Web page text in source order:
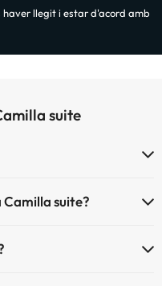
haver llegit i estar d'acord amb
suite
suite?